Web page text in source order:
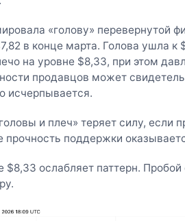
«голову» перевернутой
в конце марта. Голова ушла к
на уровне $8,33, при этом
продавцов может
исчерпывается.
и плеч» теряет силу, если
прочность поддержки
ослабляет паттерн.